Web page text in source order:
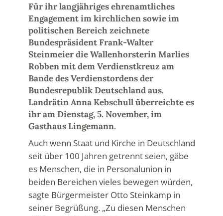
Für ihr langjähriges ehrenamtliches
Engagement im kirchlichen sowie im
politischen Bereich zeichnete
Bundespräsident Frank-Walter
Steinmeier die Wallenhorsterin Marlies
Robben mit dem Verdienstkreuz am
Bande des Verdienstordens der
Bundesrepublik Deutschland aus.
Landrätin Anna Kebschull überreichte es
ihr am Dienstag, 5. November, im
Gasthaus Lingemann.
Auch wenn Staat und Kirche in Deutschland
seit über 100 Jahren getrennt seien, gäbe
es Menschen, die in Personalunion in
beiden Bereichen vieles bewegen würden,
sagte Bürgermeister Otto Steinkamp in
seiner Begrüßung. „Zu diesen Menschen